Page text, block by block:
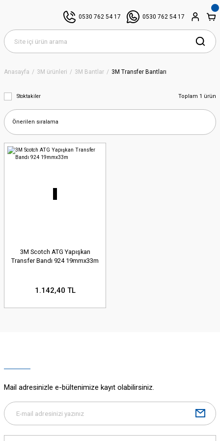
0530 762 54 17 0530 762 54 17
Anasayfa 3M ürünleri 3M Bantlar 3M Transfer Bantları
Stoktakiler Toplam 1 ürün
3M Scotch ATG Yapışkan
Transfer Bandı 924 19mmx33m
1.142,40 TL
Mail adresinizle e-bültenimize kayıt olabilirsiniz.